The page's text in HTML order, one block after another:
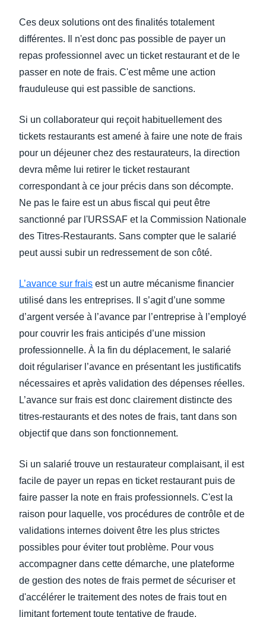
Ces deux solutions ont des finalités totalement
différentes. Il n'est donc pas possible de payer un
repas professionnel avec un ticket restaurant et de le
passer en note de frais. C'est même une action
frauduleuse qui est passible de sanctions.
Si un collaborateur qui reçoit habituellement des
tickets restaurants est amené à faire une note de frais
pour un déjeuner chez des restaurateurs, la direction
devra même lui retirer le ticket restaurant
correspondant à ce jour précis dans son décompte.
Ne pas le faire est un abus fiscal qui peut être
sanctionné par l'URSSAF et la Commission Nationale
des Titres-Restaurants. Sans compter que le salarié
peut aussi subir un redressement de son côté.
L’avance sur frais est un autre mécanisme financier
utilisé dans les entreprises. Il s’agit d’une somme
d’argent versée à l’avance par l’entreprise à l’employé
pour couvrir les frais anticipés d’une mission
professionnelle. À la fin du déplacement, le salarié
doit régulariser l’avance en présentant les justificatifs
nécessaires et après validation des dépenses réelles.
L’avance sur frais est donc clairement distincte des
titres-restaurants et des notes de frais, tant dans son
objectif que dans son fonctionnement.
Si un salarié trouve un restaurateur complaisant, il est
facile de payer un repas en ticket restaurant puis de
faire passer la note en frais professionnels. C'est la
raison pour laquelle, vos procédures de contrôle et de
validations internes doivent être les plus strictes
possibles pour éviter tout problème. Pour vous
accompagner dans cette démarche, une plateforme
de gestion des notes de frais permet de sécuriser et
d'accélérer le traitement des notes de frais tout en
limitant fortement toute tentative de fraude.